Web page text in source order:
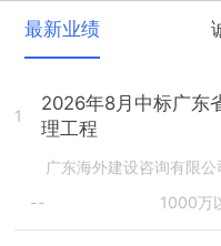
最新业绩
1
2026年8月中标广东
理工程
广东海外建设咨询有限公
--
1000万